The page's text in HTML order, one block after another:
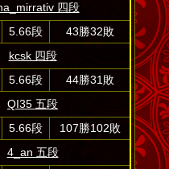
四段
5.66段
43勝32敗
kcsk 四段
5.66段
44勝31敗
QI35 五段
5.66段
107勝102敗
4_an 五段